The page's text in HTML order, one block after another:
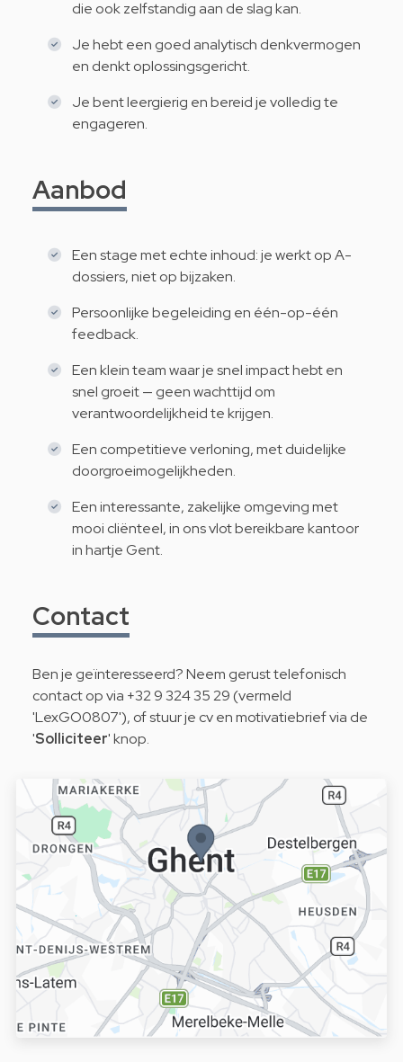
die ook zelfstandig aan de slag kan.
Je hebt een goed analytisch denkvermogen
en denkt oplossingsgericht.
Je bent leergierig en bereid je volledig te
engageren.
Aanbod
Een stage met echte inhoud: je werkt op A-
dossiers, niet op bijzaken.
Persoonlijke begeleiding en één-op-één
feedback.
Een klein team waar je snel impact hebt en
snel groeit — geen wachttijd om
verantwoordelijkheid te krijgen.
Een competitieve verloning, met duidelijke
doorgroeimogelijkheden.
Een interessante, zakelijke omgeving met
mooi cliënteel, in ons vlot bereikbare kantoor
in hartje Gent.
Contact
Ben je geïnteresseerd? Neem gerust telefonisch
contact op via +32 9 324 35 29 (vermeld
'LexGO0807'), of stuur je cv en motivatiebrief via de
'Solliciteer' knop.